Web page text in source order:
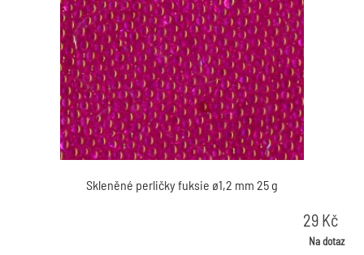
Skleněné perličky fuksie ø1,2 mm 25 g
29Kč
Na dotaz